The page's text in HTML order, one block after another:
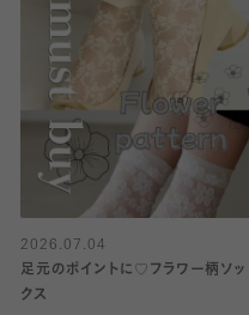
2026.07.04
足元のポイントに♡フラワー柄ソッ
クス